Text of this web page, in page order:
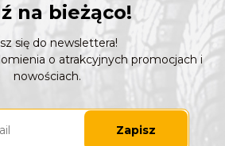
na bieżąco!
się do newslettera!
o atrakcyjnych promocjach i
nowościach.
Zapisz